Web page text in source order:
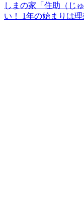
しまの家「住助（じ
い！ 1年の始まりは